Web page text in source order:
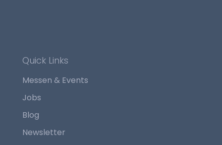
Quick Links
Messen & Events
Jobs
Blog
Newsletter